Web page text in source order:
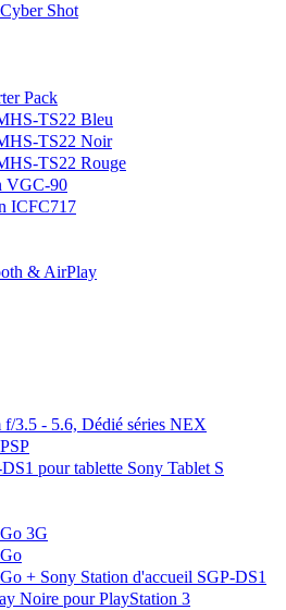
Shot
Pack
TS22 Bleu
TS22 Noir
TS22 Rouge
VGC-90
ICFC717
& AirPlay
3.5 - 5.6, Dédié séries NEX
pour tablette Sony Tablet S
3G
+ Sony Station d'accueil SGP-DS1
Noire pour PlayStation 3